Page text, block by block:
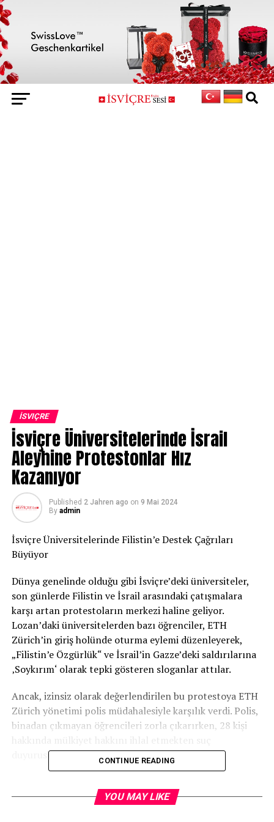
İSVIÇRE
İsviçre Üniversitelerinde İsrail
Aleyhine Protestonlar Hız
Kazanıyor
Published 2 Jahren ago on 9 Mai 2024
By admin
İsviçre Üniversitelerinde Filistin’e Destek Çağrıları
Büyüyor
Dünya genelinde olduğu gibi İsviçre’deki üniversiteler,
son günlerde Filistin ve İsrail arasındaki çatışmalara
karşı artan protestoların merkezi haline geliyor.
Lozan’daki üniversitelerden bazı öğrenciler, ETH
Zürich’in giriş holünde oturma eylemi düzenleyerek,
„Filistin’e Özgürlük“ ve İsrail’in Gazze’deki saldırılarına
‚Soykırım‘ olarak tepki gösteren sloganlar attılar.
Ancak, izinsiz olarak değerlendirilen bu protestoya ETH
Zürich yönetimi polis müdahalesiyle karşılık verdi. Polis,
binadan çıkmayan öğrencileri zorla çıkarırken, 28 kişi
duyurusunda bulundu.
Filistin protestolarının bir parçası olarak
CONTINUE READING
YOU MAY LIKE